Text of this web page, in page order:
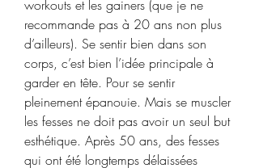
workouts et les gainers (que je ne
recommande pas à 20 ans non plus
d’ailleurs). Se sentir bien dans son
corps, c’est bien l’idée principale à
garder en tête. Pour se sentir
pleinement épanouie. Mais se muscler
les fesses ne doit pas avoir un seul but
esthétique. Après 50 ans, des fesses
qui ont été longtemps délaissées